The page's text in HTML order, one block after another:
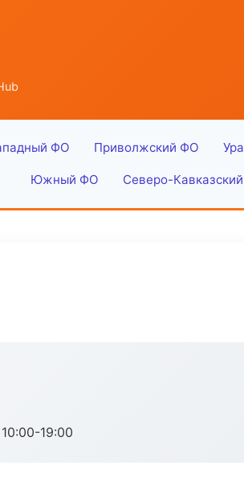
ФО Приволжский ФО
Южный ФО Северо-
19:00